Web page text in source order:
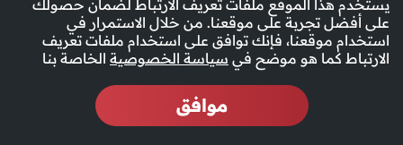
يستخدم هذا الموقع ملفات تعريف الارتباط لضمان حصولك
على أفضل تجربة على موقعنا. من خلال الاستمرار في
استخدام موقعنا، فإنك توافق على استخدام ملفات تعريف
الارتباط كما هو موضح في سياسة الخصوصية الخاصة بنا
موافق
سياسة الخصوصية الأحكام والشروط